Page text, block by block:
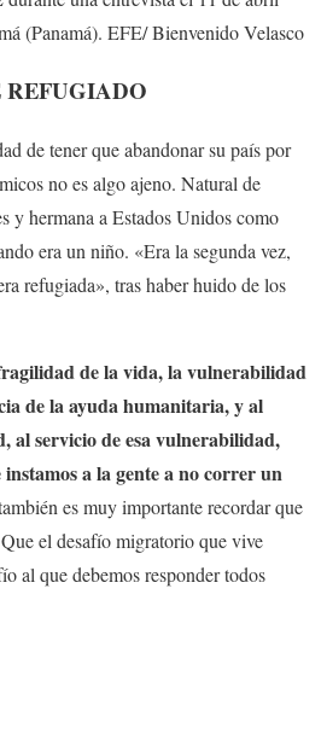
(Panamá). EFE/ Bienvenido Velasco
de tener que abandonar su país por
no es algo ajeno. Natural de
y hermana a Estados Unidos como
era un niño. «Era la segunda vez,
refugiada», tras haber huido de los
de la vida, la vulnerabilidad
de la ayuda humanitaria, y al
al servicio de esa vulnerabilidad,
instamos a la gente a no correr un
es muy importante recordar que
el desafío migratorio que vive
al que debemos responder todos